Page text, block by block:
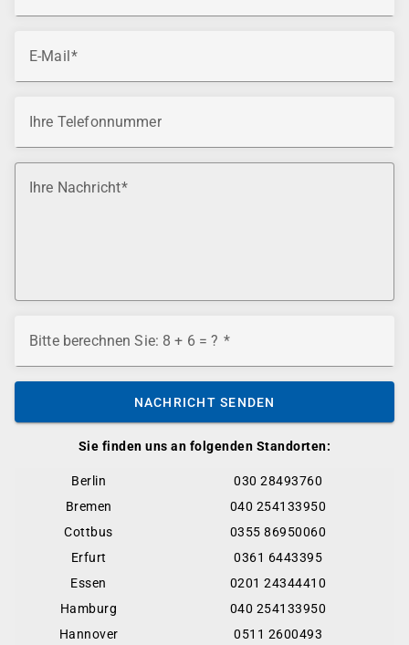
Sie finden uns an folgenden Standorten:
Berlin
030 28493760
Bremen
040 254133950
Cottbus
0355 86950060
Erfurt
0361 6443395
Essen
0201 24344410
Hamburg
040 254133950
Hannover
0511 2600493
E-Mail
Ihre Telefonnummer
Ihre Nachricht
Bitte berechnen Sie: 8 + 6 = ?
NACHRICHT SENDEN